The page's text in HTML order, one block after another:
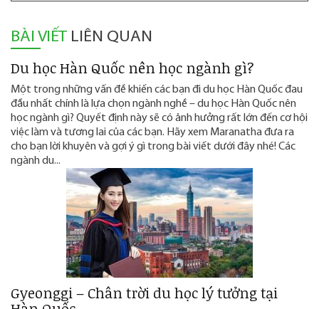
BÀI VIẾT LIÊN QUAN
Du học Hàn Quốc nên học ngành gì?
Một trong những vấn đề khiến các bạn đi du học Hàn Quốc đau
đầu nhất chính là lựa chọn ngành nghề – du học Hàn Quốc nên
học ngành gì? Quyết định này sẽ có ảnh hưởng rất lớn đến cơ hội
việc làm và tương lai của các bạn. Hãy xem Maranatha đưa ra
cho bạn lời khuyên và gợi ý gì trong bài viết dưới đây nhé! Các
ngành du...
Gyeonggi – Chân trời du học lý tưởng tại